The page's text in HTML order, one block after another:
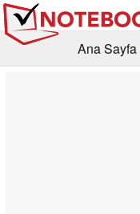
Ana Sayfa